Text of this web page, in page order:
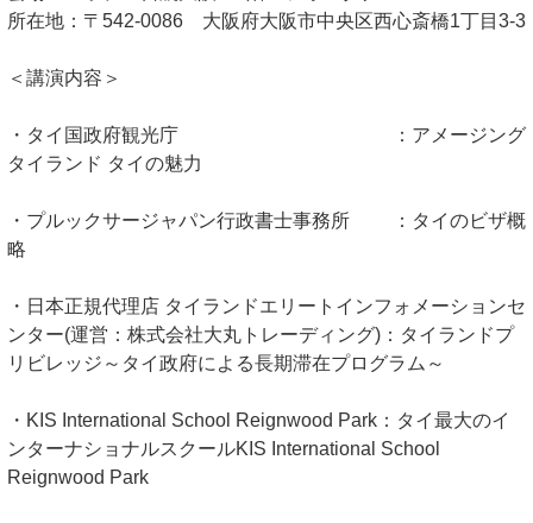
所在地：〒542-0086 大阪府大阪市中央区西心斎橋1丁目3-3
＜講演内容＞
・タイ国政府観光庁 ：アメージング
タイランド タイの魅力
・プルックサージャパン行政書士事務所 ：タイのビザ概
略
・日本正規代理店 タイランドエリートインフォメーションセ
ンター(運営：株式会社大丸トレーディング)：タイランドプ
リビレッジ～タイ政府による長期滞在プログラム～
・KIS International School Reignwood Park：タイ最大のイ
ンターナショナルスクールKIS International School
Reignwood Park